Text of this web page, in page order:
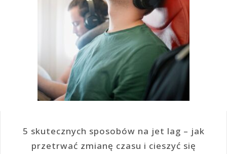
5 skutecznych sposobów na jet lag – jak
przetrwać zmianę czasu i cieszyć się